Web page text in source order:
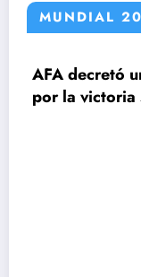
MUNDIAL
una
victoria sobre